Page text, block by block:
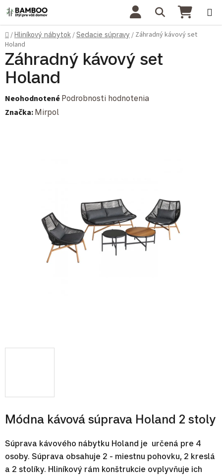
Prejsť na obsah Hľadať
Domov
/Hliníkový nábytok /Sedacie súpravy / Záhradný kávový set
Holand
Módna kávová súprava Holand 2 stoly
Súprava kávového nábytku Holand je určená pre 4
osoby. Súprava obsahuje 2 - miestnu pohovku, 2 kreslá
a 2 stolíky. Hliníkový rám konštrukcie ovplyvňuje ich
Záhradný kávový set
Holand
Priemerné hodnotenie produktu je 0,0 z 5 hviezdičiek.
Neohodnotené Podrobnosti hodnotenia
Značka: Mirpol